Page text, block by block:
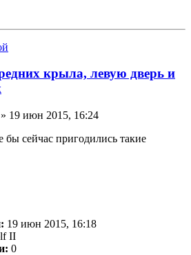
крыла, левую дверь и
» 19 июн 2015, 16:24
сейчас пригодились такие
19 июн 2015, 16:18
II
0